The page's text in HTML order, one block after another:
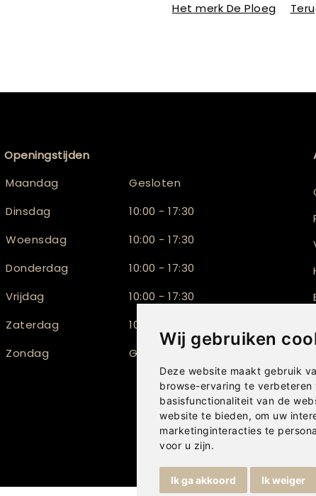
Wij gebruiken
Deze website maakt gebruik
browse-ervaring te
basisfunctionaliteit van de
website te bieden, om uw
marketinginteracties te
voor u zijn.
Ik ga akkoord Ik weiger
Het merk De Ploeg
Openingstijden
Maandag
Gesloten
Dinsdag
10:00 - 17:30
Woensdag
10:00 - 17:30
Donderdag
10:00 - 17:30
Vrijdag
10:00 - 17:30
Zaterdag
10:00 - 16:30
Zondag
Gesloten